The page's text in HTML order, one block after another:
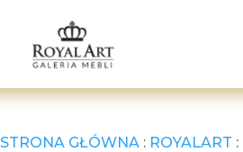
STRONA GŁÓWNA : ROYALART :